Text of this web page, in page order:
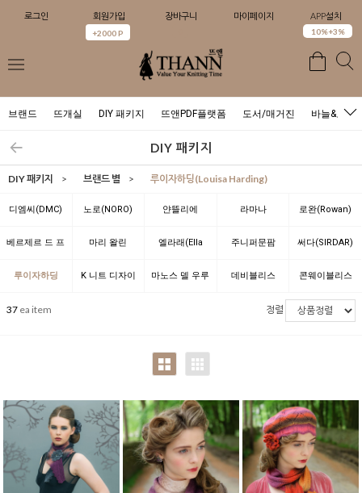
로그인 회원가입
+2000 P
장바구니 마이페이지 APP설치
10%+3%
브랜드 뜨개실 DIY 패키지 뜨앤PDF플랫폼 도서/매거진 바늘&도구
DIY 패키지
DIY 패키지 > 브랜드 별 > 루이자하딩(Louisa Harding)
디엠씨(DMC) 노로(NORO) 얀뜰리에
(YARNTELIER)
라마나
(LAMANA)
로완(Rowan)
베르제르 드 프
랑스(BERGERE
DE FRANCE)
마리 왈린
(Marie Wallin)
엘라래(Ella
Rae)
주니퍼문팜
(JUNIPER
MOON FARM)
써다(SIRDAR)
루이자하딩
(Louisa
K 니트 디자이
Annknitting)
마노스 델 우루 데비블리스
(Debbie Bliss)
콘웨이블리스
(Conway Bliss)
37 ea item 정렬